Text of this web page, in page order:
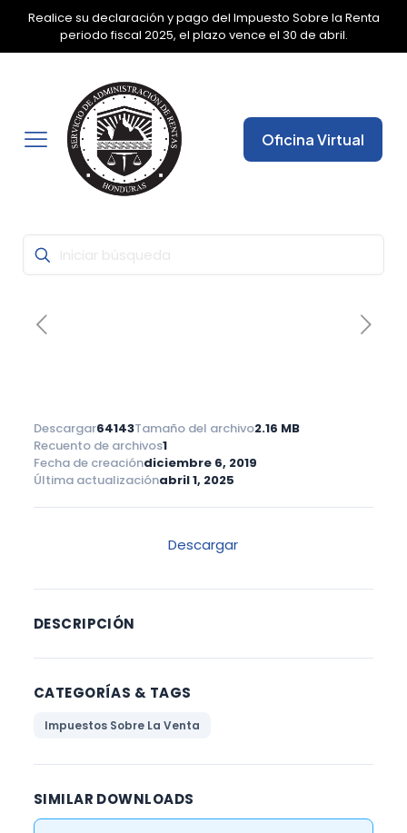
Realice su declaración y pago del Impuesto Sobre la Renta
periodo fiscal 2025, el plazo vence el 30 de abril.
✕
Oficina Virtual
Descargar64143Tamaño del archivo2.16 MB
Recuento de archivos1
Fecha de creacióndiciembre 6, 2019
Última actualizaciónabril 1, 2025
Descargar
DESCRIPCIÓN
CATEGORÍAS & TAGS
Impuestos Sobre La Venta
SIMILAR DOWNLOADS